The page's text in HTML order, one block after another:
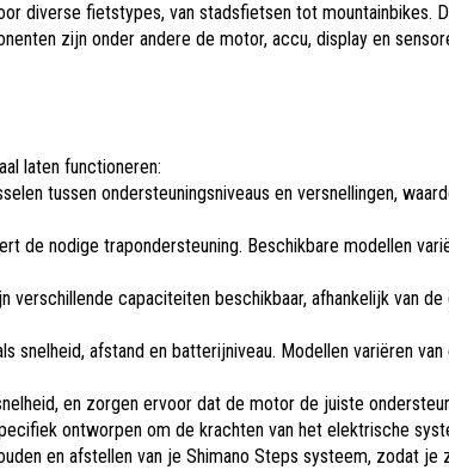
diverse fietstypes, van stadsfietsen tot mountainbikes.
zijn onder andere de motor, accu, display en
laten functioneren:
tussen ondersteuningsniveaus en versnellingen,
de nodige trapondersteuning. Beschikbare modellen
capaciteiten beschikbaar, afhankelijk van
snelheid, afstand en batterijniveau. Modellen variëren
en zorgen ervoor dat de motor de juiste
ontworpen om de krachten van het elektrische
en afstellen van je Shimano Steps systeem, zodat je